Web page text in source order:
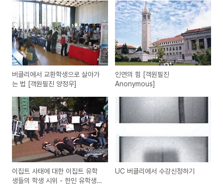
버클리에서 교환학생으로 살아가
는 법 [객원필진 양정우]
인연의 힘 [객원필진
Anonymous]
이집트 사태에 대한 이집트 유학
생들의 학생 시위 - 한인 유학생들
UC 버클리에서 수강신청하기